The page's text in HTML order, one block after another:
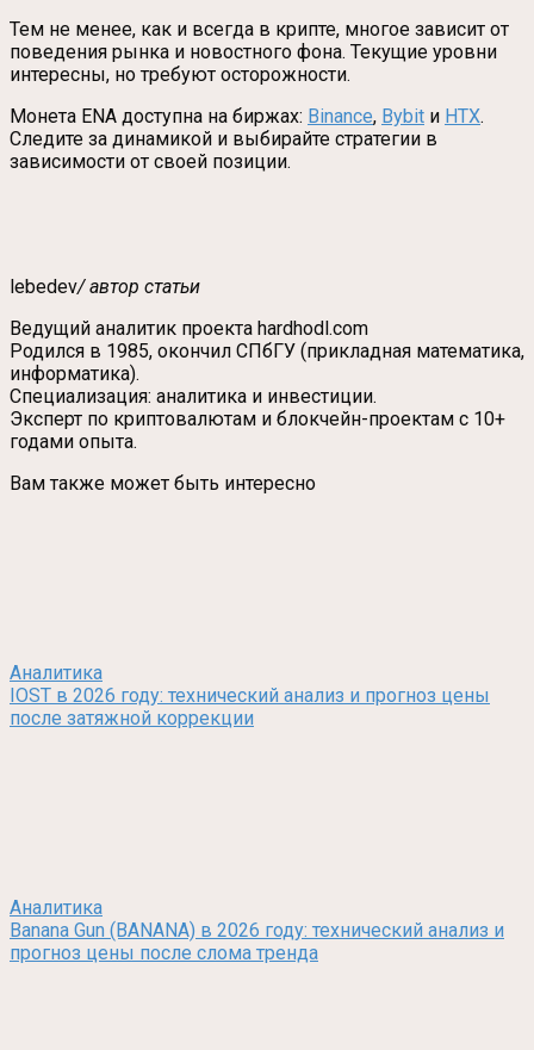
Тем не менее, как и всегда в крипте, многое зависит от
поведения рынка и новостного фона. Текущие уровни
интересны, но требуют осторожности.
Монета ENA доступна на биржах: Binance, Bybit и HTX.
Следите за динамикой и выбирайте стратегии в
зависимости от своей позиции.
lebedev/ автор статьи
Ведущий аналитик проекта hardhodl.com
Родился в 1985, окончил СПбГУ (прикладная математика,
информатика).
Специализация: аналитика и инвестиции.
Эксперт по криптовалютам и блокчейн-проектам с 10+
годами опыта.
Вам также может быть интересно
Аналитика
IOST в 2026 году: технический анализ и прогноз цены
после затяжной коррекции
Аналитика
Banana Gun (BANANA) в 2026 году: технический анализ и
прогноз цены после слома тренда